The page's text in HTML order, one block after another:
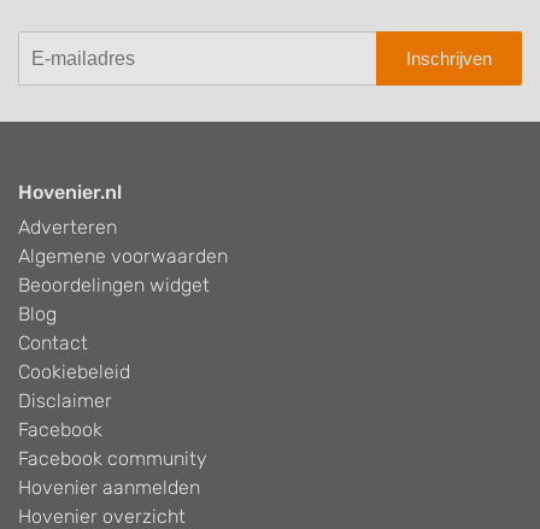
Inschrijven
Hovenier.nl
Adverteren
Algemene voorwaarden
Beoordelingen widget
Blog
Contact
Cookiebeleid
Disclaimer
Facebook
Facebook community
Hovenier aanmelden
Hovenier overzicht